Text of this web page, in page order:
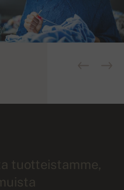
tuotteistamme,